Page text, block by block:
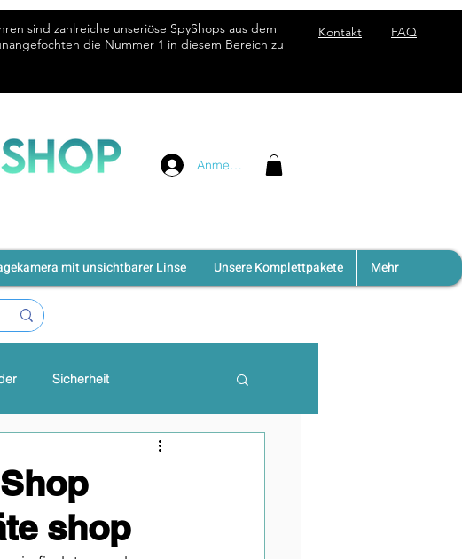
sind zahlreiche unseriöse SpyShops aus dem
die Nummer 1 in diesem Bereich zu
Kontakt FAQ
Anmelden
mit unsichtbarer Linse Unsere Komplettpakete Mehr
Sicherheit
shop